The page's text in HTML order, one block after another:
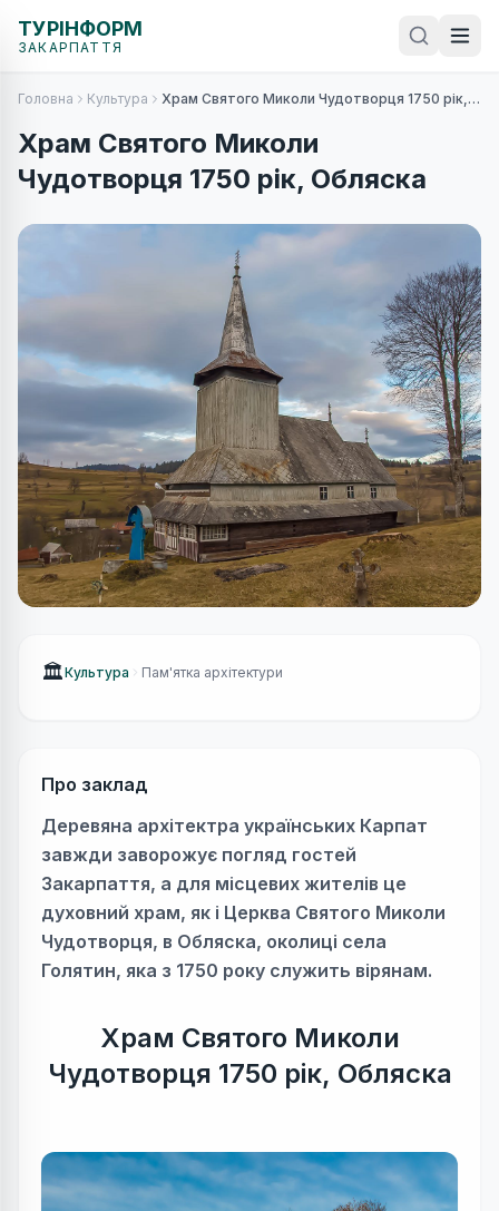
ТУРІНФОРМ
ЗАКАРПАТТЯ
Головна Культура Храм Святого Миколи Чудотворця 1750 рік, Обляска
Храм Святого Миколи
Чудотворця 1750 рік, Обляска
🏛Культура Пам'ятка архітектури
Про заклад
Деревяна архітектра українських Карпат
завжди заворожує погляд гостей
Закарпаття, а для місцевих жителів це
духовний храм, як і Церква Святого Миколи
Чудотворця, в Обляска, околиці села
Голятин, яка з 1750 року служить вірянам.
Храм Святого Миколи
Чудотворця 1750 рік, Обляска